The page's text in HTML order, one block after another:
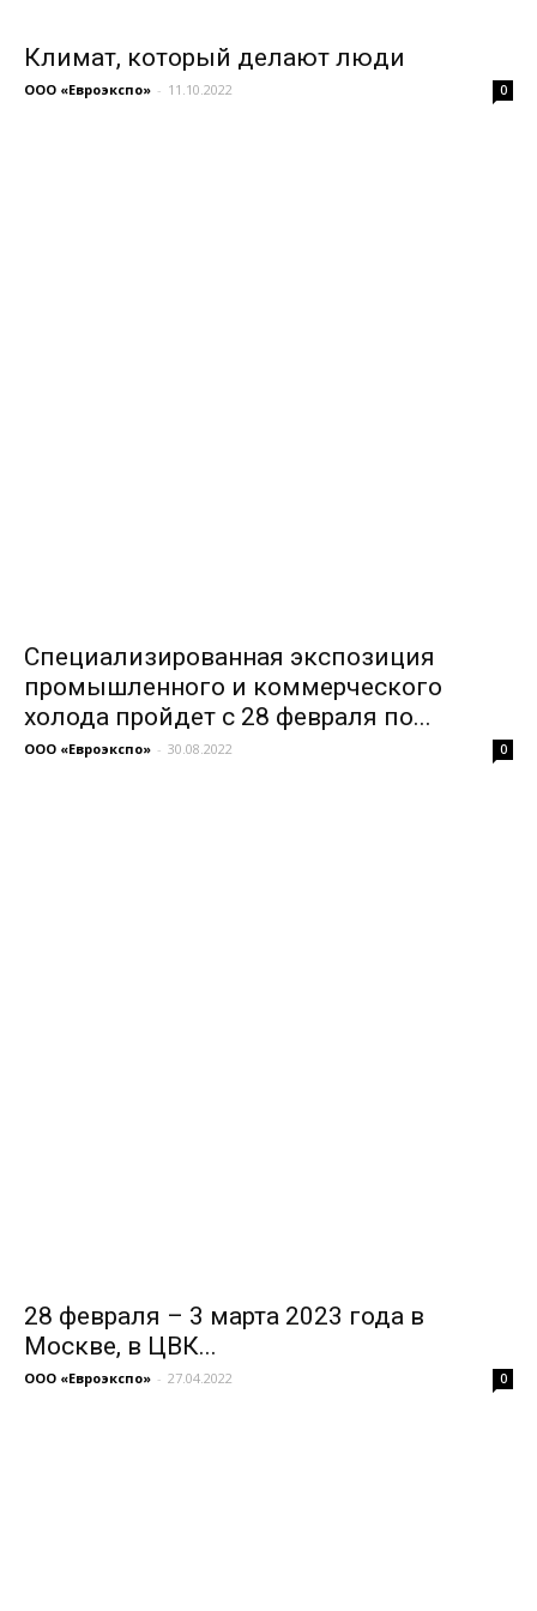
Климат, который делают люди
ООО «Евроэкспо» - 11.10.2022 0
Специализированная экспозиция
промышленного и коммерческого
холода пройдет с 28 февраля по...
ООО «Евроэкспо» - 30.08.2022 0
28 февраля – 3 марта 2023 года в
Москве, в ЦВК...
ООО «Евроэкспо» - 27.04.2022 0